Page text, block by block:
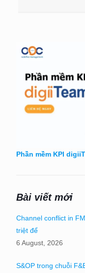
Phần mềm KPI
Bài viết mới
Channel conflict in
triệt để
6 August, 2026
S&OP trong chuỗi